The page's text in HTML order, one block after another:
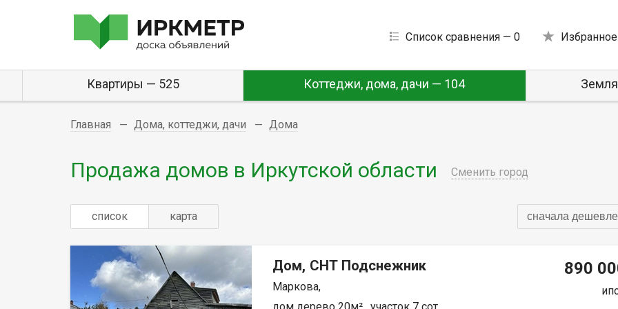
Список сравнения — 0
Квартиры — 525 Коттеджи, дома, дачи — 104
Главная Дома, коттеджи, дачи Дома
Продажа домов в Иркутской области Сменить город
список карта сначала дешевле
Дом, СНТ Подснежник
Маркова,
890